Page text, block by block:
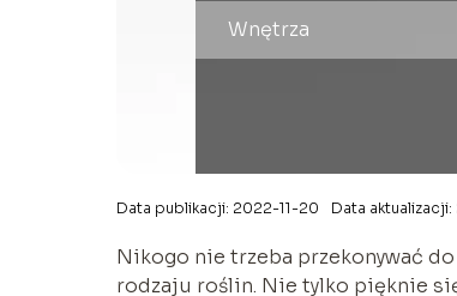
Wnętrza
Data publikacji: 2022-11-20 Data
Nikogo nie trzeba przekonywać
rodzaju roślin. Nie tylko pięknie